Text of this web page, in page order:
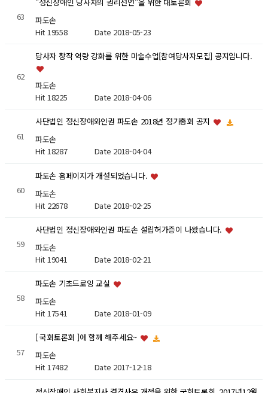
63
"정신장애인 당사자의 권리선언"을 위한 대토론회
파도손
Hit 19558 Date 2018-05-23
62
당사자 창작 역량 강화를 위한 미술수업[참여당사자모집] 공지입니다.
파도손
Hit 18225 Date 2018-04-06
61
사단법인 정신장애와인권 파도손 2018년 정기총회 공지
파도손
Hit 18287 Date 2018-04-04
60
파도손 홈페이지가 개설되었습니다.
파도손
Hit 22678 Date 2018-02-25
59
사단법인 정신장애와인권 파도손 설립허가증이 나왔습니다.
파도손
Hit 19041 Date 2018-02-21
58
파도손 기초드로잉 교실
파도손
Hit 17541 Date 2018-01-09
57
[ 국회토론회 ]에 함께 해주세요~
파도손
Hit 17482 Date 2017-12-18